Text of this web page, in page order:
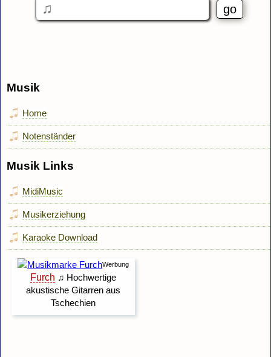
Musik
Home
Notenständer
Musik Links
MidiMusic
Musikerziehung
Karaoke Download